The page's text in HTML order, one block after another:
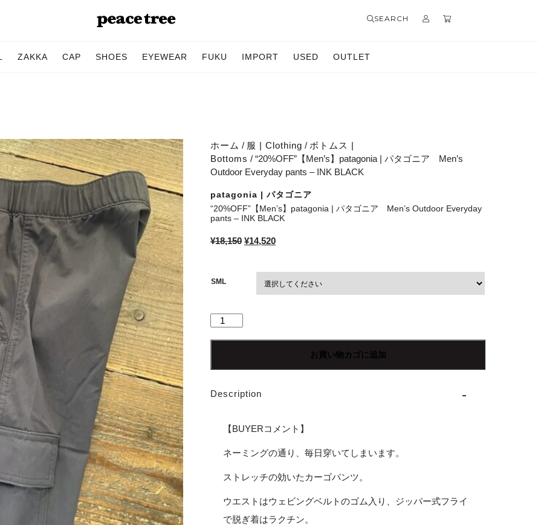
SEARCH
ZAKKA CAP SHOES EYEWEAR FUKU IMPORT USED OUTLET
ホーム / 服 | Clothing / ボトムス |
Bottoms / “20%OFF”【Men’s】patagonia | パタゴニア Men’s
Outdoor Everyday pants – INK BLACK
patagonia | パタゴニア
“20%OFF”【Men’s】patagonia | パタゴニア Men’s Outdoor Everyday
pants – INK BLACK
¥18,150 元
¥14,520現
価
SML
"20%OFF"【Men's】
タ
ニ
Men's
Everyday
BLACK
お買い物カゴに追加
Description
【BUYERコメント】
ネーミングの通り、毎日穿いてしまいます。
ストレッチの効いたカーゴパンツ。
ウエストはウェビングベルトのゴム入り、ジッパー式フライ
で脱ぎ着はラクチン。